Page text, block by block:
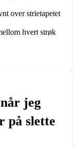
over strietapetet
hvert strøk
jeg
på slette